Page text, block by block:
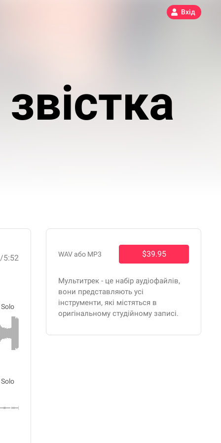
Вхід
/5:52
Solo
Solo
WAV або MP3 $39.95
Мультитрек - це набір аудіофайлів,
вони представляють усі
інструменти, які містяться в
оригінальному студійному записі.